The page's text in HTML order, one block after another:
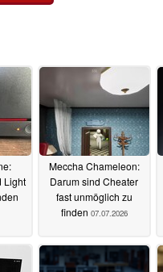
Light
Meccha Chameleon:
Darum sind Cheater
fast unmöglich zu
finden 07.07.2026